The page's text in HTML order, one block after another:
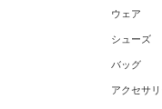
ウェア
シューズ
バッグ
アクセサ